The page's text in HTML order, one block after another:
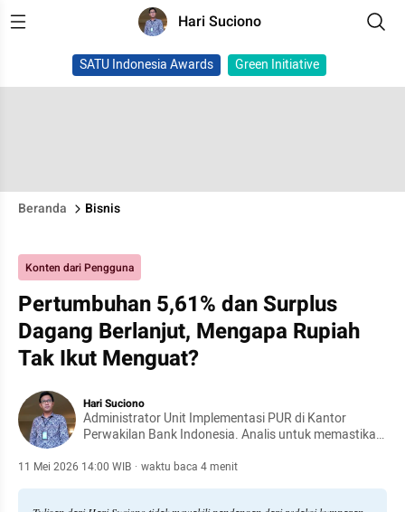
Hari Suciono
SATU Indonesia Awards Green Initiative
Beranda Bisnis
Konten dari Pengguna
Pertumbuhan 5,61% dan Surplus
Dagang Berlanjut, Mengapa Rupiah
Tak Ikut Menguat?
Hari Suciono
Administrator Unit Implementasi PUR di Kantor
Perwakilan Bank Indonesia. Analis untuk memastikan
kebutuhan uang rupiah, proyeksi kas, serta koordinasi
11 Mei 2026 14:00 WIB · waktu baca 4 menit